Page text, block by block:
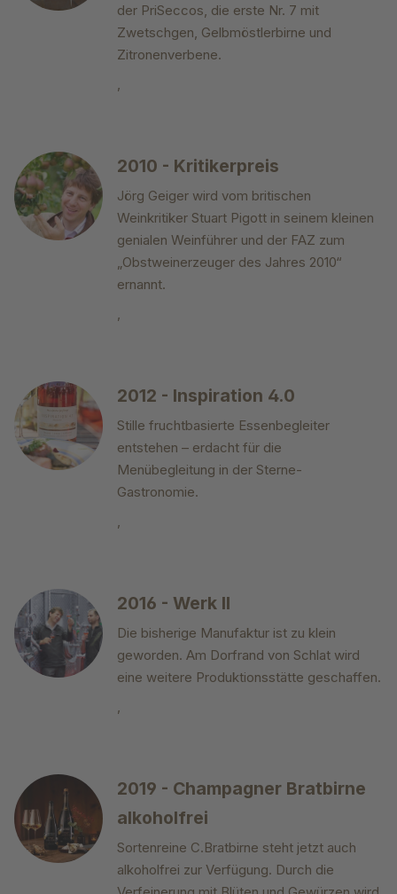
der PriSeccos, die erste Nr. 7 mit
Zwetschgen, Gelbmöstlerbirne und
Zitronenverbene.
,
2010 - Kritikerpreis
Jörg Geiger wird vom britischen
Weinkritiker Stuart Pigott in seinem kleinen
genialen Weinführer und der FAZ zum
„Obstweinerzeuger des Jahres 2010“
ernannt.
,
2012 - Inspiration 4.0
Stille fruchtbasierte Essenbegleiter
entstehen – erdacht für die
Menübegleitung in der Sterne-
Gastronomie.
,
2016 - Werk II
Die bisherige Manufaktur ist zu klein
geworden. Am Dorfrand von Schlat wird
eine weitere Produktionsstätte geschaffen.
,
2019 - Champagner Bratbirne
alkoholfrei
Sortenreine C.Bratbirne steht jetzt auch
alkoholfrei zur Verfügung. Durch die